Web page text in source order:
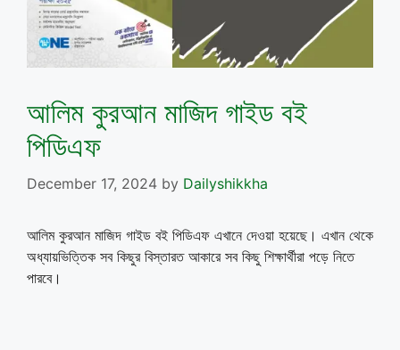
আলিম কুরআন মাজিদ গাইড বই
পিডিএফ
December 17, 2024 by Dailyshikkha
আলিম কুরআন মাজিদ গাইড বই পিডিএফ এখানে দেওয়া হয়েছে। এখান থেকে
অধ্যায়ভিত্তিক সব কিছুর বিস্তারত আকারে সব কিছু শিক্ষার্থীরা পড়ে নিতে
পারবে।